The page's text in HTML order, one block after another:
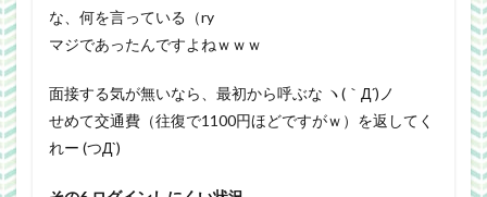
な、何を言っている（ry
マジであったんですよねｗｗｗ
面接する気が無いなら、最初から呼ぶな ヽ(｀Д´)ノ
せめて交通費（往復で1100円ほどですがｗ）を返してく
れー (つД`)